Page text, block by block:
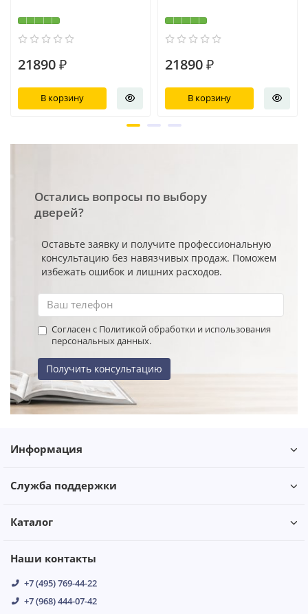
21890 ₽
В корзину
21890 ₽
В корзину
Остались вопросы по выбору
дверей?
Оставьте заявку и получите профессиональную
консультацию без навязчивых продаж. Поможем
избежать ошибок и лишних расходов.
Согласен с Политикой обработки и использования
персональных данных.
Получить консультацию
Информация
Служба поддержки
Каталог
Наши контакты
+7 (495) 769-44-22
+7 (968) 444-07-42